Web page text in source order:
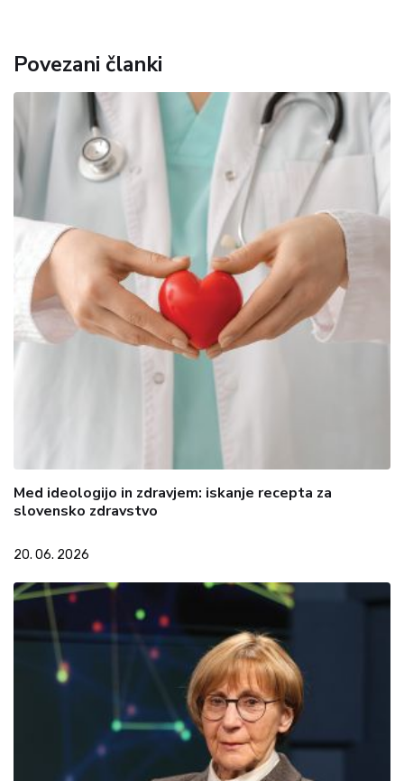
Povezani članki
Med ideologijo in zdravjem: iskanje recepta za
slovensko zdravstvo
20. 06. 2026